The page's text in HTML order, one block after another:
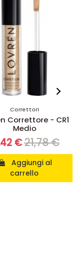
Correttori
Correttore - CR1
Medio
€21,78 €
carrello